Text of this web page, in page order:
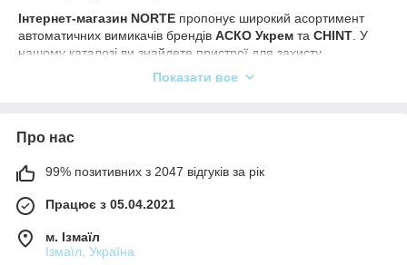
Інтернет-магазин NORTE пропонує широкий асортимент
автоматичних вимикачів брендів АСКО Укрем та CHINT . У
нашому каталозі ви знайдете пристрої для захисту
електричних мереж від перевантажень та короткого
Особливості та переваги автоматичних вимикачів
Однополюсні автоматичні вимикачі на
до 63А.
Триполюсні вимикачі з номіналами
Показати все
Про нас
99% позитивних з 2047 відгуків за рік
Працює з 05.04.2021
м. Ізмаїл
Ізмаїл, Україна